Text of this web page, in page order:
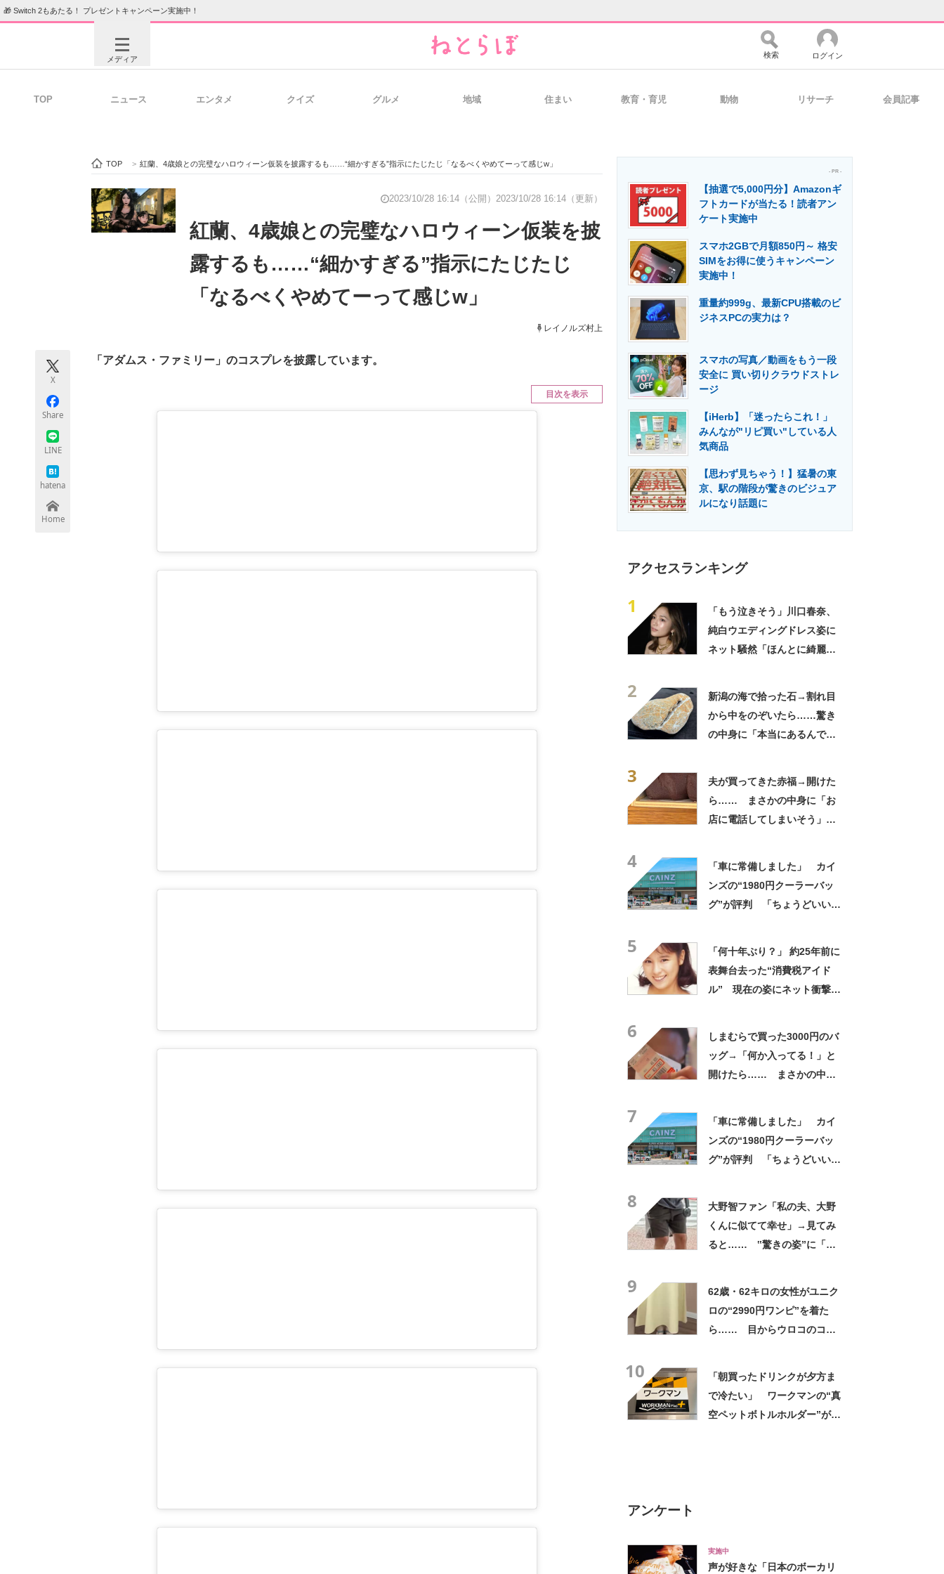
🎁 Switch 2もあたる！ プレゼントキャンペーン実施中！
メディア
ビジネスと働き方のヒント 経営リーダーのコミュニティ マーケ×ITの今がよく分かる
ITエンジニア向け専門サイト 企業向けIT製品の総合サイト IT製品の技術・比較・事例 製造業のIT導入・活用を支援
エネルギーの専門メディア 建設×テクノロジーの最前線
検索 ログイン
TOP ニュース エンタメ クイズ グルメ 地域 住まい 教育・育児 動物 リサーチ 会員記事
TOP > 紅蘭、4歳娘との完璧なハロウィーン仮装を披露するも……“細かすぎる”指示にたじたじ「なるべくやめてーって感じw」
2023/10/28 16:14（公開） 2023/10/28 16:14（更新）
紅蘭、4歳娘との完璧なハロウィーン仮装を披
露するも……“細かすぎる”指示にたじたじ
「なるべくやめてーって感じw」
レイノルズ村上
X
Share
LINE
hatena
Home
「アダムス・ファミリー」のコスプレを披露しています。
目次を表示
- PR -
【抽選で5,000円分】Amazonギ
フトカードが当たる！読者アン
ケート実施中
スマホ2GBで月額850円～ 格安
SIMをお得に使うキャンペーン
実施中！
重量約999g、最新CPU搭載のビ
ジネスPCの実力は？
スマホの写真／動画をもう一段
安全に 買い切りクラウドストレ
ージ
【iHerb】「迷ったらこれ！」
みんなが"リピ買い"している人
気商品
【思わず見ちゃう！】猛暑の東
京、駅の階段が驚きのビジュア
ルになり話題に
アクセスランキング
1
「もう泣きそう」川口春奈、
純白ウエディングドレス姿に
ネット騒然「ほんとに綺麗」
2
新潟の海で拾った石→割れ目
から中をのぞいたら……驚き
の中身に「本当にあるんです
3
夫が買ってきた赤福→開けた
ら…… まさかの中身に「お
店に電話してしまいそう」
4
「車に常備しました」 カイ
ンズの“1980円クーラーバッ
グ”が評判 「ちょうどいい大
5
「何十年ぶり？」 約25年前に
表舞台去った“消費税アイド
ル” 現在の姿にネット衝撃
6
しまむらで買った3000円のバ
ッグ→「何か入ってる！」と
開けたら…… まさかの中身
7
「車に常備しました」 カイ
ンズの“1980円クーラーバッ
グ”が評判 「ちょうどいい大
8
大野智ファン「私の夫、大野
くんに似てて幸せ」→見てみ
ると…… ‟驚きの姿”に「最
9
62歳・62キロの女性がユニク
ロの“2990円ワンピ”を着た
ら…… 目からウロコのコー
10
「朝買ったドリンクが夕方ま
で冷たい」 ワークマンの“真
空ペットボトルホルダー”が大
アンケート
実施中
声が好きな「日本のボーカリ